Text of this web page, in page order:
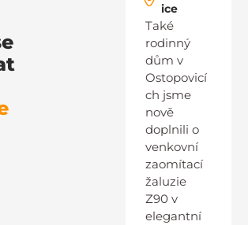
ice
Také
rodinný
dům v
Ostopovicí
ch jsme
nově
doplnili o
venkovní
zaomítací
žaluzie
Z90 v
elegantní